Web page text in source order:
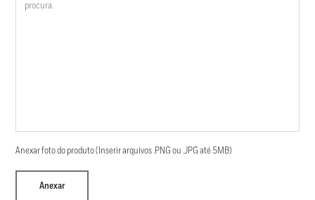
Anexar foto do produto (Inserir arquivos .PNG ou .JPG até 5MB)
Anexar